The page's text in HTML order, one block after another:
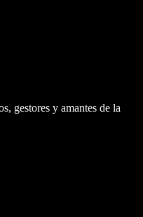
gestores y amantes de la